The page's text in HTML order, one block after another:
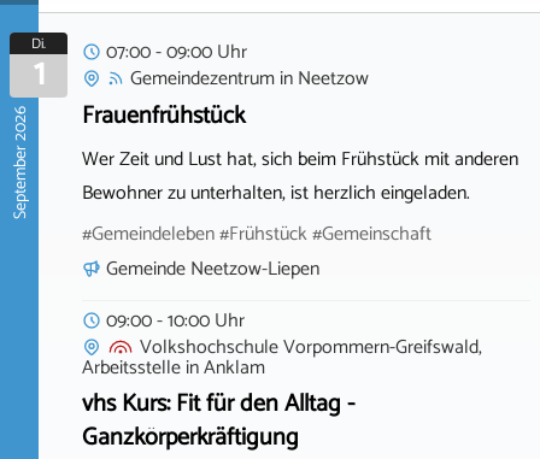
September 2026
Di.
1
07:00 - 09:00 Uhr
GemeindezentruminNeetzow
Frauenfrühstück
Wer Zeit und Lust hat, sich beim Frühstück mit anderen
Bewohner zu unterhalten, ist herzlich eingeladen.
#Gemeindeleben #Frühstück #Gemeinschaft
Gemeinde Neetzow-Liepen
09:00 - 10:00 Uhr
Volkshochschule Vorpommern-Greifswald,
ArbeitsstelleinAnklam
vhs Kurs: Fit für den Alltag -
Ganzkörperkräftigung